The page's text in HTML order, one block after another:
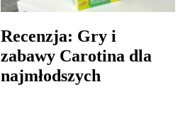
Recenzja: Gry i
zabawy Carotina dla
najmłodszych